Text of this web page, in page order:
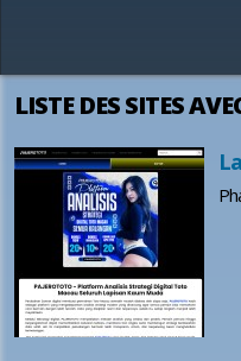
LISTE DES SITES